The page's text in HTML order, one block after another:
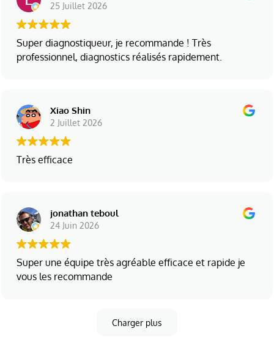
25 Juillet 2026
Super diagnostiqueur, je recommande ! Très
professionnel, diagnostics réalisés rapidement.
Xiao Shin
2 Juillet 2026
Très efficace
jonathan teboul
24 Juin 2026
Super une équipe très agréable efficace et rapide je
vous les recommande
Charger plus